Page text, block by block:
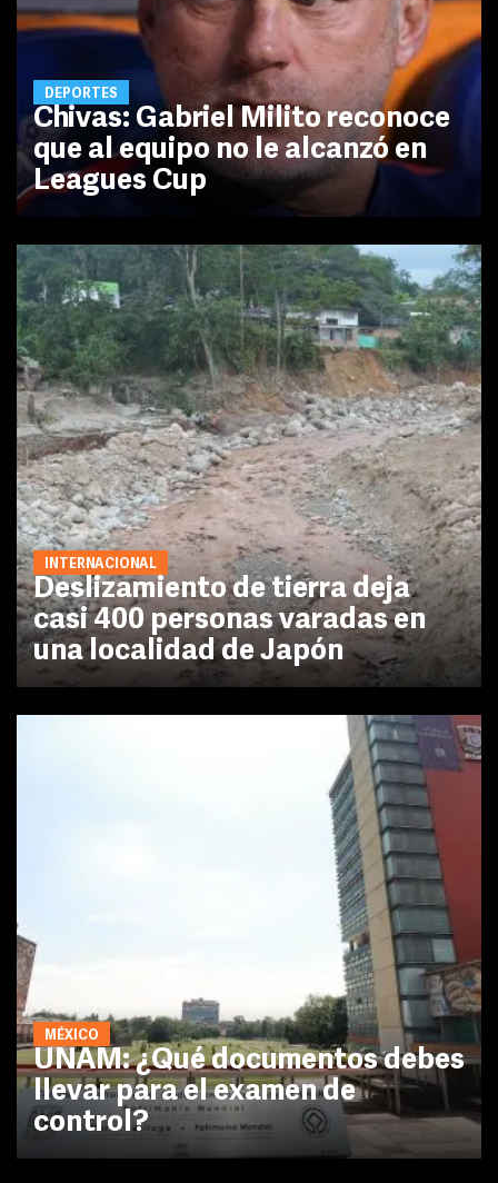
DEPORTES
Chivas: Gabriel Milito reconoce
que al equipo no le alcanzó en
Leagues Cup
INTERNACIONAL
Deslizamiento de tierra deja
casi 400 personas varadas en
una localidad de Japón
MÉXICO
UNAM: ¿Qué documentos debes
llevar para el examen de
control?